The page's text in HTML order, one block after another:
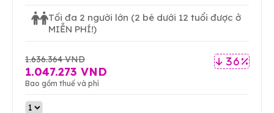
Tối đa 2 người lớn (2 bé dưới 12 tuổi được ở
MIỄN PHÍ!)
36 %
1.636.364 VND
1.047.273 VND
Bao gồm thuế và phí